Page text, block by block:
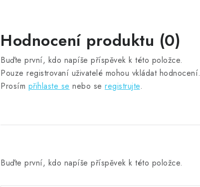
Hodnocení produktu (0)
Buďte první, kdo napíše příspěvek k této položce.
Pouze registrovaní uživatelé mohou vkládat hodnocení.
Prosím přihlaste se nebo se registrujte.
Buďte první, kdo napíše příspěvek k této položce.